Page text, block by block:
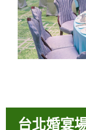
台北婚宴